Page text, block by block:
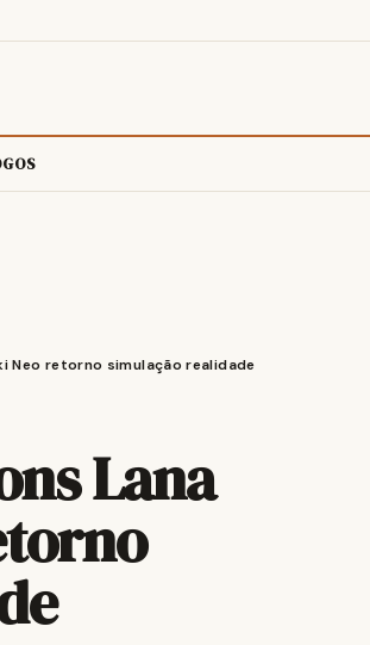
Neo retorno simulação realidade
Lana